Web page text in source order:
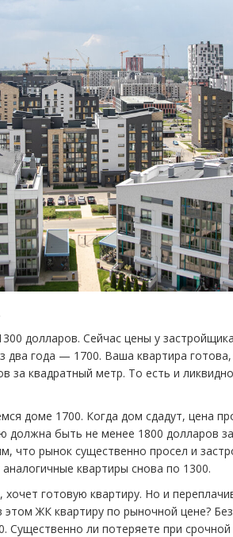
долларов. Сейчас цены у
два года — 1700. Ваша квартира
за квадратный метр. То есть и
доме 1700. Когда дом сдадут, цена
должна быть не менее 1800 долларов
что рынок существенно просел и
квартиры снова по 1300.
готовую квартиру. Но и
ЖК квартиру по рыночной цене?
Существенно ли потеряете при